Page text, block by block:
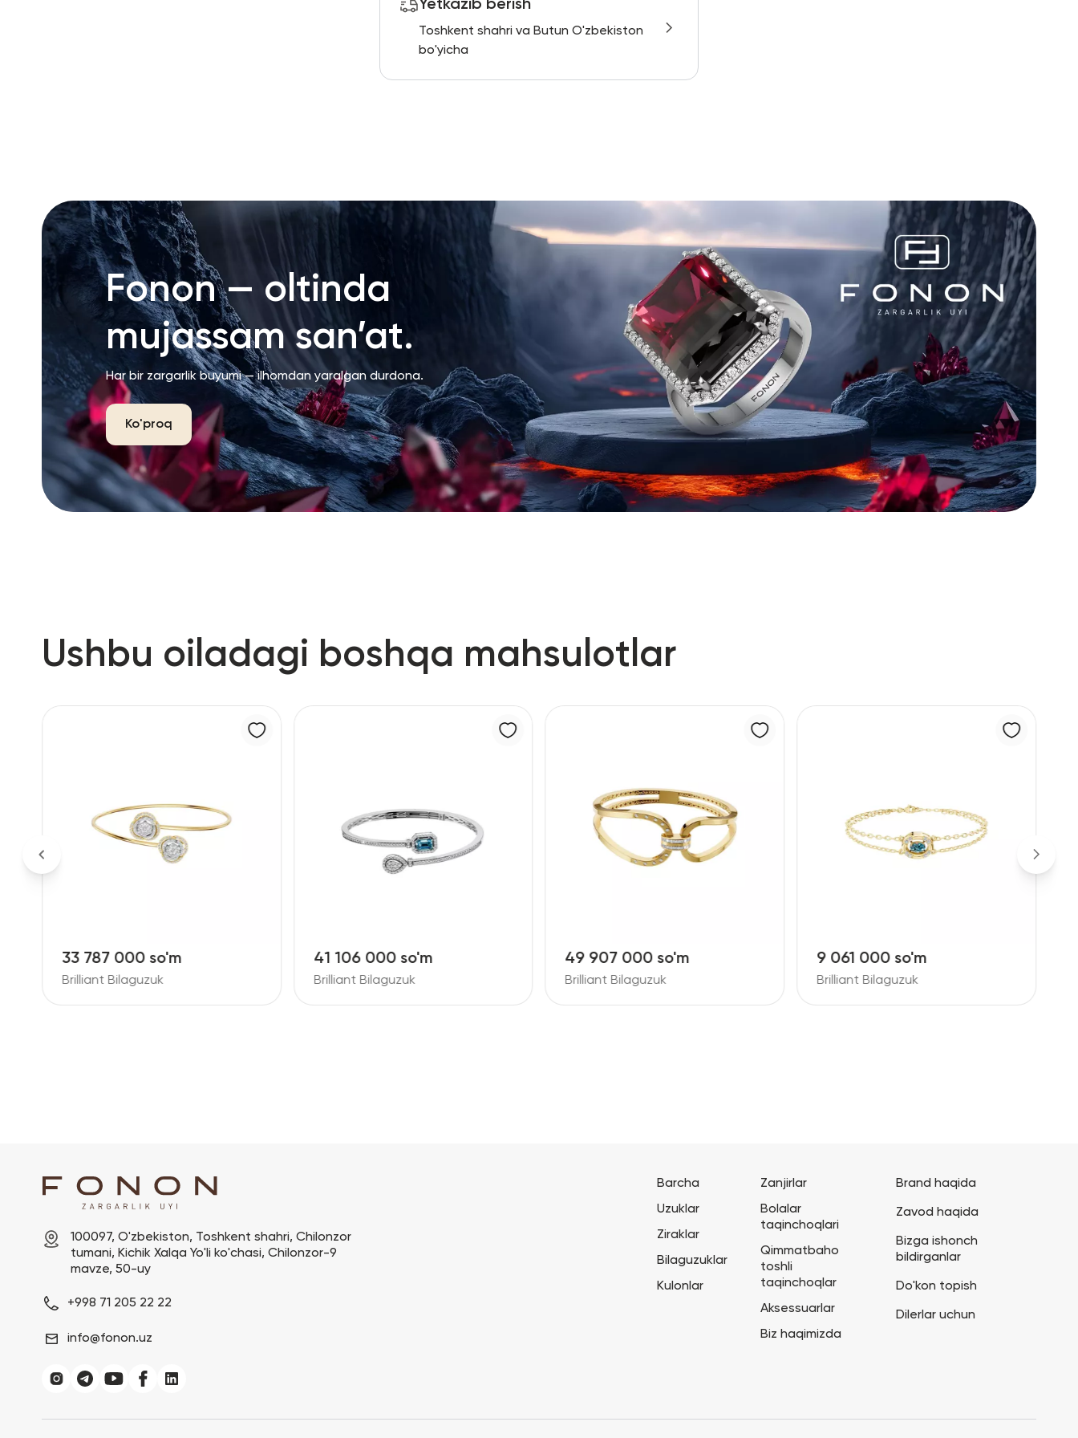
Yetkazib berish
Toshkent shahri va Butun O'zbekiston
bo'yicha
Fonon — oltinda
mujassam san’at.
Har bir zargarlik buyumi — ilhomdan yaralgan durdona.
Ko'proq
Ushbu oiladagi boshqa mahsulotlar
33 787 000 so'm
Brilliant Bilaguzuk
41 106 000 so'm
Brilliant Bilaguzuk
49 907 000 so'm
Brilliant Bilaguzuk
9 061 000 so'm
Brilliant Bilaguzuk
100097, O'zbekiston, Toshkent shahri, Chilonzor
tumani, Kichik Xalqa Yo'li ko'chasi, Chilonzor-9
mavze, 50-uy
+998 71 205 22 22
info@fonon.uz
Barcha
Uzuklar
Ziraklar
Bilaguzuklar
Kulonlar
Zanjirlar
Bolalar
taqinchoqlari
Qimmatbaho
toshli
taqinchoqlar
Aksessuarlar
Biz haqimizda
Brand haqida
Zavod haqida
Bizga ishonch
bildirganlar
Do'kon topish
Dilerlar uchun